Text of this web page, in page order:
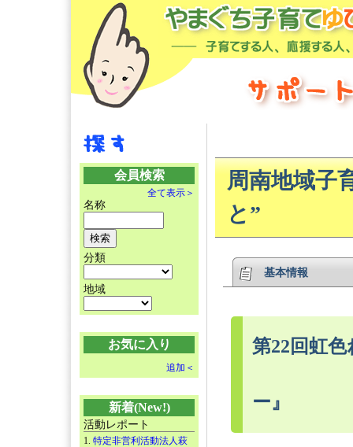
会員検索
全て表示＞
名称
分類
地域
お気に入り
追加＜
新着(New!)
活動レポート
1. 特定非営利活動法人萩
周南地域子
と”
基本情報
第22回虹
ー』